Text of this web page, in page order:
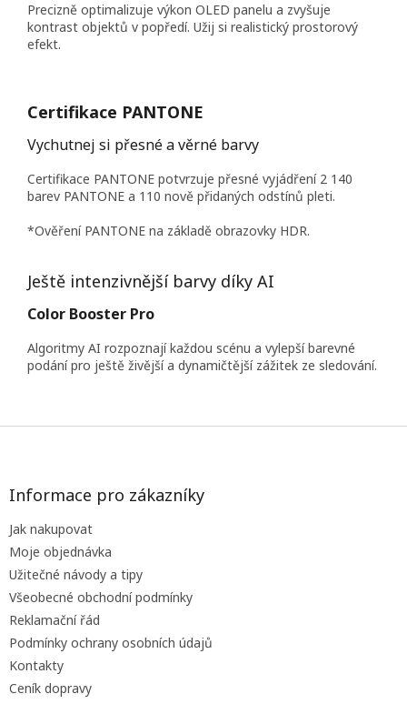
Precizně optimalizuje výkon OLED panelu a zvyšuje
kontrast objektů v popředí. Užij si realistický prostorový
efekt.
Certifikace PANTONE
Vychutnej si přesné a věrné barvy
Certifikace PANTONE potvrzuje přesné vyjádření 2 140
barev PANTONE a 110 nově přidaných odstínů pleti.
*Ověření PANTONE na základě obrazovky HDR.
Ještě intenzivnější barvy díky AI
Color Booster Pro
Algoritmy AI rozpoznají každou scénu a vylepší barevné
podání pro ještě živější a dynamičtější zážitek ze sledování.
Z
Informace pro zákazníky
Jak nakupovat
Moje objednávka
Užitečné návody a tipy
Všeobecné obchodní podmínky
Reklamační řád
Podmínky ochrany osobních údajů
Kontakty
Ceník dopravy